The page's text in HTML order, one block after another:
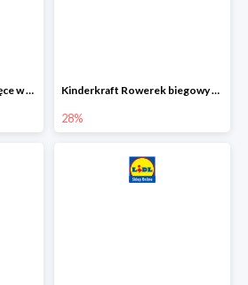
Ubrania i akcesoria dziecięce w Lidlu Online od 14,99 zł Kinderkraft Rowerek biegowy Fly
28%